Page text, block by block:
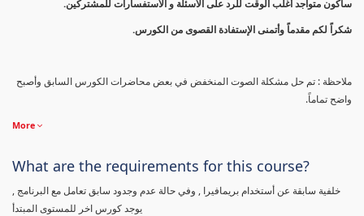
سأكون متواجد أغلب الوقت للرد على الأسئلة و الأستفسارات للمشتركين.
شكراً لكم مقدماً وأتمنى الإستفادة القصوى من الكورس.
ملاحظة : تم حل مشكلة الصوت المنخفض في بعض محاضرات الكورس السابق وأصبح
واضح تماماً.
More
What are the requirements for this course?
خلفية سابقة عن أستخدام بريمافيرا , وفي حالة عدم وجدود سابق تعامل مع البرنامج ,
يوجد كورس اخر للمستوى المبتدأ